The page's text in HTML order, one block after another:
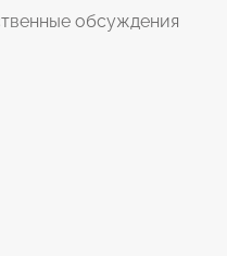
обсуждения